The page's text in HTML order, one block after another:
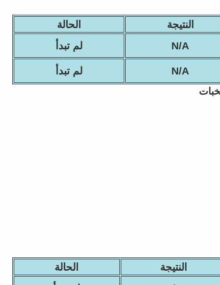
النتيجة الحالة
N/A لم تبدأ
N/A لم تبدأ
النتيجة
الحالة